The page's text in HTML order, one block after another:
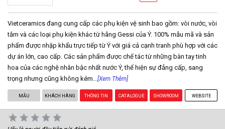
Vietceramics đang cung cấp các phụ kiện vệ sinh bao gồm: vòi nước, vòi
tắm và các loại phụ kiện khác từ hãng Gessi của Ý. 100% mẫu mã và sản
phẩm được nhập khẩu trực tiếp từ Ý với giá cả cạnh tranh phù hợp với các
dự án lớn, cao cấp. Các sản phẩm được chế tác từ những bàn tay tinh
hoa của các nghệ nhân bậc nhất nước Ý, thể hiện sự đẳng cấp, sang
trọng nhưng cũng không kém... [Xem Thêm]
MẪU KHÁCH HÀNG THÔNG TIN CATALOGUE SHOWROOM WEBSITE